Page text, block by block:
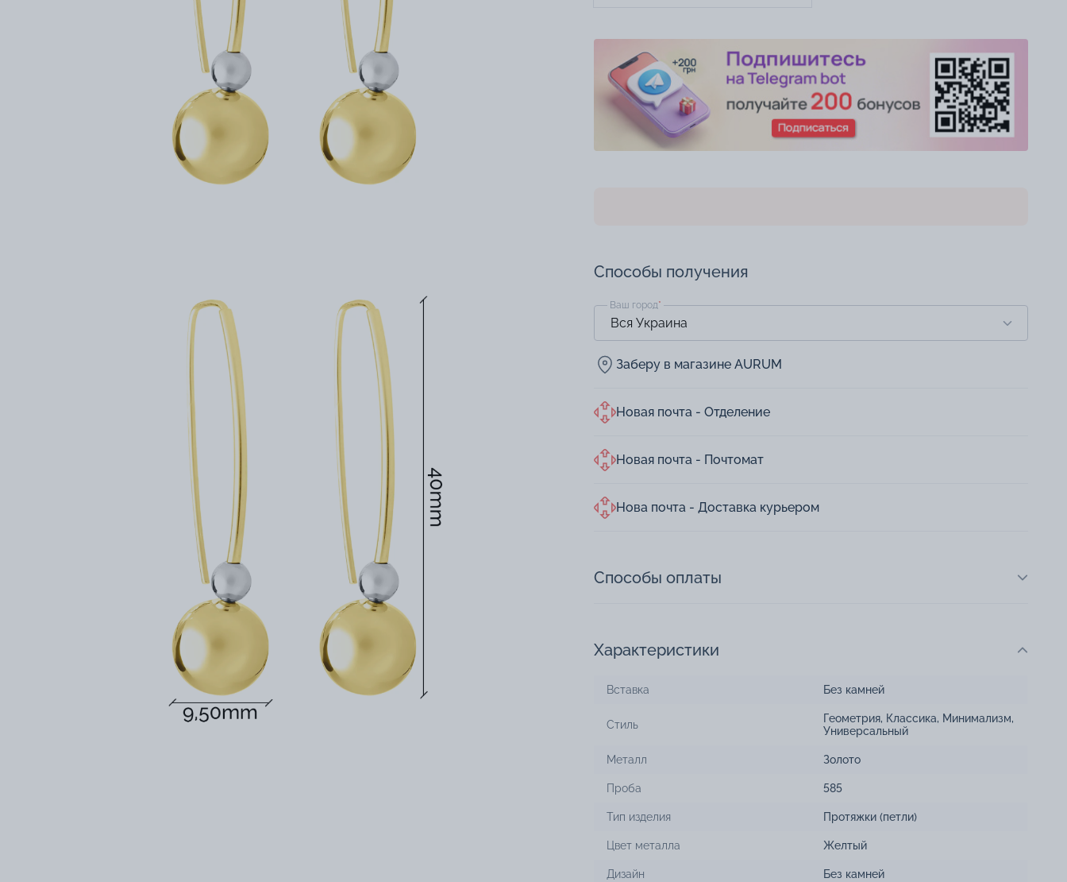
Способы получения
Ваш город*
Заберу в магазине AURUM
Новая почта - Отделение
Новая почта - Почтомат
Нова почта - Доставка курьером
Способы оплаты
Характеристики
Вставка Без камней
Стиль Геометрия, Классика, Минимализм,
Универсальный
Металл Золото
Проба 585
Тип изделия Протяжки (петли)
Цвет металла Желтый
Дизайн Без камней